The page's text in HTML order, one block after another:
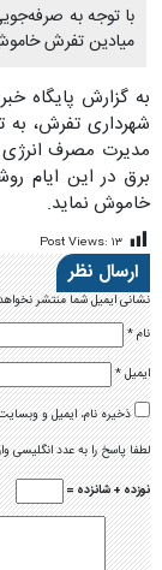
با توجه به
میادین تفرش
به گزارش پایگاه
شهرداری تفرش، به
مدیرت مصرف
برق در این ایام
خاموش نماید.
Post Views: ۱۳
ارسال نظر
نشانی ایمیل شما منتشر
نام*
ایمیل*
ذخیره نام، ایمیل و
لطفا پاسخ را به عدد انگلیسی
نوزده + شانزده =